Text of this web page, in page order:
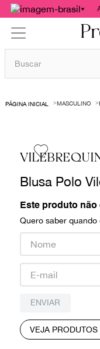
Buscar
MASCULINO
Blusa Polo
Este produto
Quero saber quando
ENVIAR
VEJA
1º
bolsas
chanel
valentino
paula raia
burberry
prada